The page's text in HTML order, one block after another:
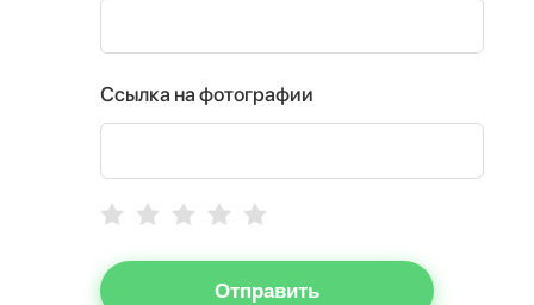
Ссылка на фотографии
Отправить